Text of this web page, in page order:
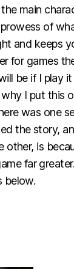
main
of
and keeps
for games
be if I play it
I put this
was one
the story,
other, is
far
below.